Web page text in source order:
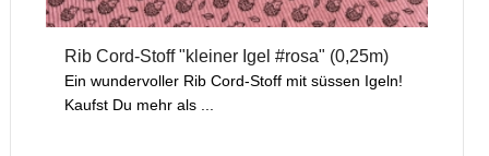
Rib Cord-Stoff "kleiner Igel #rosa" (0,25m)
Ein wundervoller Rib Cord-Stoff mit süssen Igeln!
Kaufst Du mehr als ...